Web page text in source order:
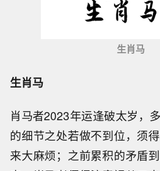
生肖马
生肖马
肖马者2023年运逢破太岁，
的细节之处若做不到位，须
来大麻烦；之前累积的矛盾